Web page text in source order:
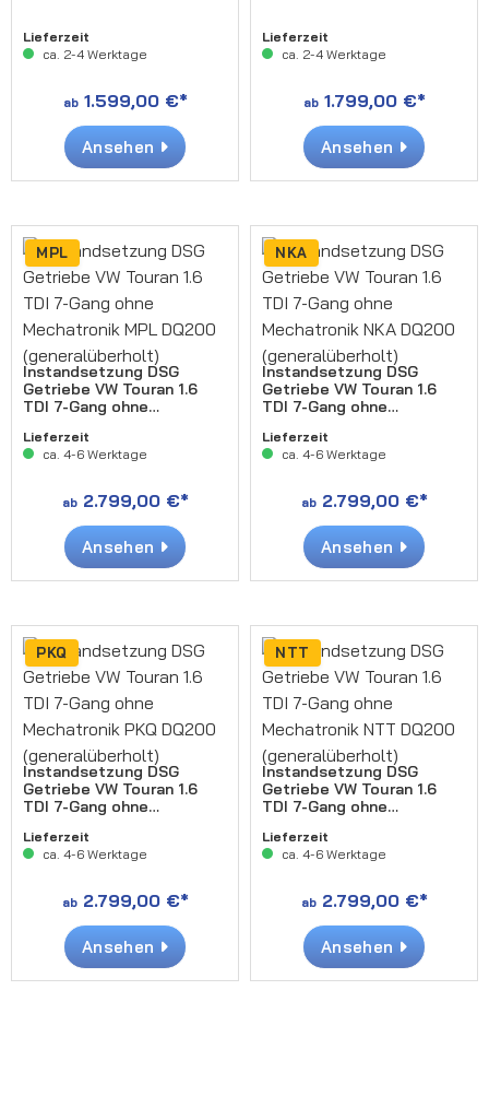
Lieferzeit
ca. 2-4 Werktage
ab1.599,00 €*
Ansehen
Lieferzeit
ca. 2-4 Werktage
ab1.799,00 €*
Ansehen
MPL
Instandsetzung DSG
Getriebe VW Touran 1.6
TDI 7-Gang ohne
(generalüberholt)
Lieferzeit
ca. 4-6 Werktage
ab2.799,00 €*
Ansehen
NKA
Instandsetzung DSG
Getriebe VW Touran 1.6
TDI 7-Gang ohne
(generalüberholt)
Lieferzeit
ca. 4-6 Werktage
ab2.799,00 €*
Ansehen
PKQ
Instandsetzung DSG
Getriebe VW Touran 1.6
TDI 7-Gang ohne
(generalüberholt)
Lieferzeit
ca. 4-6 Werktage
ab2.799,00 €*
Ansehen
NTT
Instandsetzung DSG
Getriebe VW Touran 1.6
TDI 7-Gang ohne
(generalüberholt)
Lieferzeit
ca. 4-6 Werktage
ab2.799,00 €*
Ansehen